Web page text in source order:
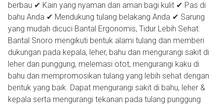
berbau ✔ Kain yang nyaman dan aman bagi kulit ✔ Pas di
bahu Anda ✔ Mendukung tulang belakang Anda ✔ Sarung
yang mudah dicuci Bantal Ergonomis, Tidur Lebih Sehat:
Bantal Snoro mengikuti bentuk alami tulang dan memberi
dukungan pada kepala, leher, bahu dan mengurangi sakit di
leher dan punggung, melemasi otot, mengurangi kaku di
bahu dan mempromosikan tulang yang lebih sehat dengan
bentuk yang baik. Dapat mengurangi sakit di bahu, leher &
kepala serta mengurangi tekanan pada tulang punggung